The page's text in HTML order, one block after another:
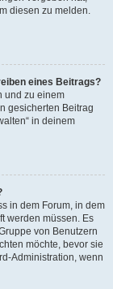
diesen zu melden.
eines Beitrags?
und zu einem
gesicherten Beitrag
in deinem
in dem Forum, in dem
werden müssen. Es
von Benutzern
möchte, bevor sie
Administration, wenn